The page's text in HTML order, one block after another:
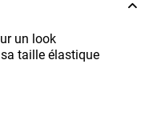
un look
taille élastique